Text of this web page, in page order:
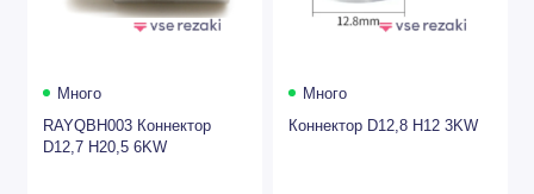
Много
RAYQBH003 Коннектор
D12,7 H20,5 6KW
Много
Коннектор D12,8 H12 3KW